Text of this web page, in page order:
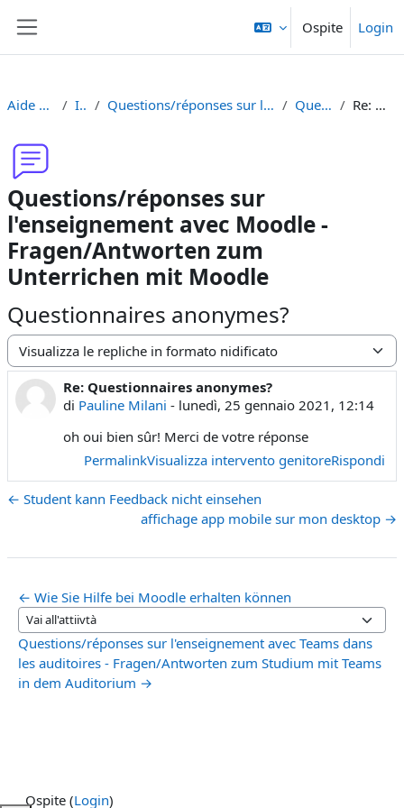
Ospite Login
Aide Moodle - Moodle Hilfe Introduzione Questions/réponses sur l'enseignement avec Moodle - Fragen/Antworten zum Unterrichen mit Moodle Questionnaires anonymes? Re: Questionnaires anonymes?
Questions/réponses sur
l'enseignement avec Moodle -
Fragen/Antworten zum
Unterrichen mit Moodle
Questionnaires anonymes?
Modalità visualizzazione
Re: Questionnaires anonymes?
di Pauline Milani - lunedì, 25 gennaio 2021, 12:14
Numero di risposte: 0
oh oui bien sûr! Merci de votre réponse
PermalinkVisualizza intervento genitoreRispondi
← Student kann Feedback nicht einsehen
affichage app mobile sur mon desktop →
← Wie Sie Hilfe bei Moodle erhalten können
Vai all'attiivtà
Questions/réponses sur l'enseignement avec Teams dans
les auditoires - Fragen/Antworten zum Studium mit Teams
in dem Auditorium →
Ospite (Login)